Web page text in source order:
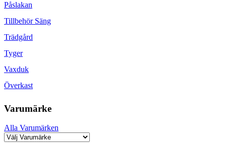
Påslakan
Tillbehör Säng
Trädgård
Tyger
Vaxduk
Överkast
Varumärke
Alla Varumärken